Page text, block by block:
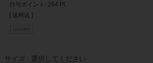
付与ポイント: 264 Pt.
送料込
サイズ
選択してください